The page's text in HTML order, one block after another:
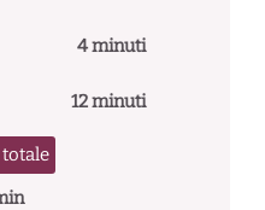
4 minuti
12 minuti